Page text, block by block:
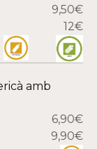
9,50€
12€
amb
6,90€
9,90€